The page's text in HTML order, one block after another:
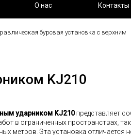
О нас Контакты
буровая установка с верхним
KJ210
ударником KJ210представляет
в ограниченных пространствах,
метров. Эта установка отличается